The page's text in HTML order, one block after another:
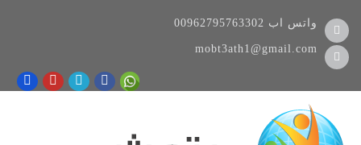
00962795763302 واتس اب
mobt3ath1@gmail.com